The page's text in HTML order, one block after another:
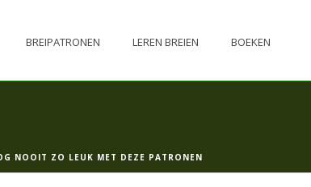
BREIPATRONEN LEREN BREIEN BOEKEN
NOOIT ZO LEUK MET DEZE PATRONEN